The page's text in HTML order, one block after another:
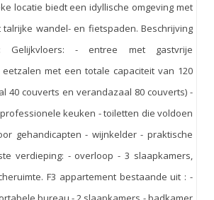
locatie biedt een idyllische omgeving met
talrijke wandel- en fietspaden. Beschrijving
Gelijkvloers: - entree met gastvrije
met een totale capaciteit van 120
40 couverts en verandazaal 80 couverts) -
keuken - toiletten die voldoen
gehandicapten - wijnkelder - praktische
verdieping: - overloop - 3 slaapkamers,
F3 appartement bestaande uit : -